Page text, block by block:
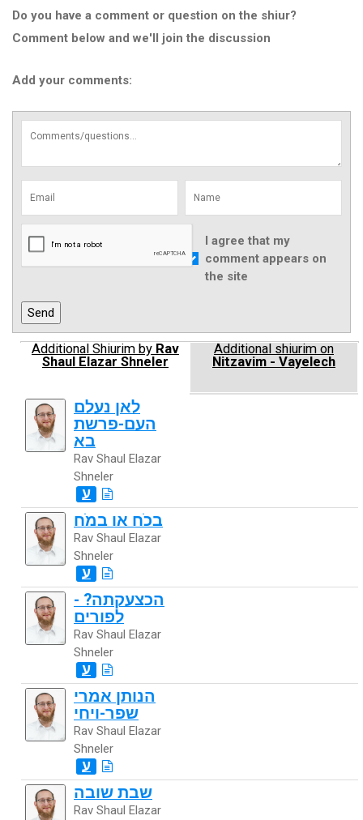
Do you have a comment or question on the shiur?
Comment below and we'll join the discussion
Add your comments:
I agree that my
comment appears on
the site
Additional Shiurim by Rav
Shaul Elazar Shneler
Additional shiurim on
Nitzavim - Vayelech
לאן נעלם
העם-פרשת
בא
Rav Shaul Elazar
Shneler
ע
בכֹח או במֹח
Rav Shaul Elazar
Shneler
ע
הכצעקתה? -
לפורים
Rav Shaul Elazar
Shneler
ע
הנותן אמרי
שפר-ויחי
Rav Shaul Elazar
Shneler
ע
שבת שובה
Rav Shaul Elazar